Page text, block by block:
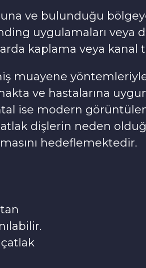
ve bulunduğu
uygulamaları veya
kaplama veya kanal
muayene
ve hastalarına
ise modern
dişlerin neden
hedeflemektedir.